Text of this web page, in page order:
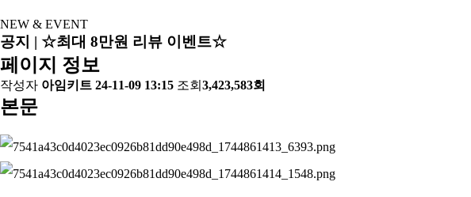
NEW & EVENT
공지 | ☆최대 8만원 리뷰 이벤트☆
페이지 정보
작성자 아임키트 24-11-09 13:15 조회 3,423,583회
본문